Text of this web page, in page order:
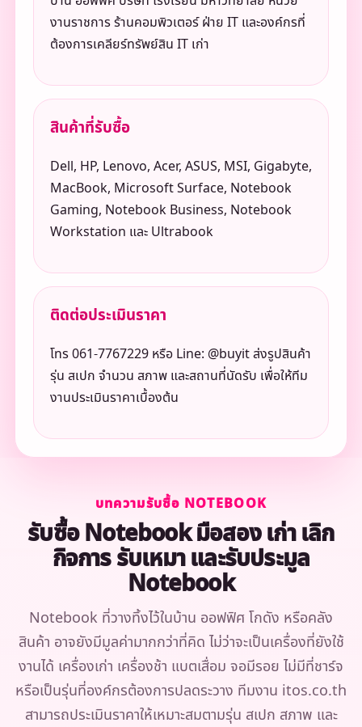
งานราชการ ร้านคอมพิวเตอร์ ฝ่าย IT และองค์กรที่
ต้องการเคลียร์ทรัพย์สิน IT เก่า
สินค้าที่รับซื้อ
Dell, HP, Lenovo, Acer, ASUS, MSI, Gigabyte,
MacBook, Microsoft Surface, Notebook
Gaming, Notebook Business, Notebook
Workstation และ Ultrabook
ติดต่อประเมินราคา
โทร 061-7767229 หรือ Line: @buyit ส่งรูปสินค้า
รุ่น สเปก จำนวน สภาพ และสถานที่นัดรับ เพื่อให้ทีม
งานประเมินราคาเบื้องต้น
บทความรับซื้อ NOTEBOOK
รับซื้อ Notebook มือสอง เก่า เลิก
กิจการ รับเหมา และรับประมูล
Notebook
Notebook ที่วางทิ้งไว้ในบ้าน ออฟฟิศ โกดัง หรือคลัง
สินค้า อาจยังมีมูลค่ามากกว่าที่คิด ไม่ว่าจะเป็นเครื่องที่ยังใช้
งานได้ เครื่องเก่า เครื่องช้า แบตเสื่อม จอมีรอย ไม่มีที่ชาร์จ
หรือเป็นรุ่นที่องค์กรต้องการปลดระวาง ทีมงาน itos.co.th
สามารถประเมินราคาให้เหมาะสมตามรุ่น สเปก สภาพ และ